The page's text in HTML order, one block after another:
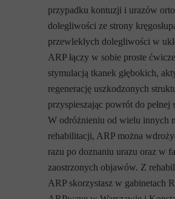
przypadku kontuzji i urazów
dolegliwości ze strony
przewlekłych dolegliwości w
ARP łączy w sobie proste
stymulacją tkanek głębokich,
regenerację uszkodzonych
przyspieszając powrót do pełnej
W odróżnieniu od wielu innych
rehabilitacji, ARP można
razu po doznaniu urazu oraz w
zaostrzonych objawów. Z
ARP skorzystasz w gabinetach